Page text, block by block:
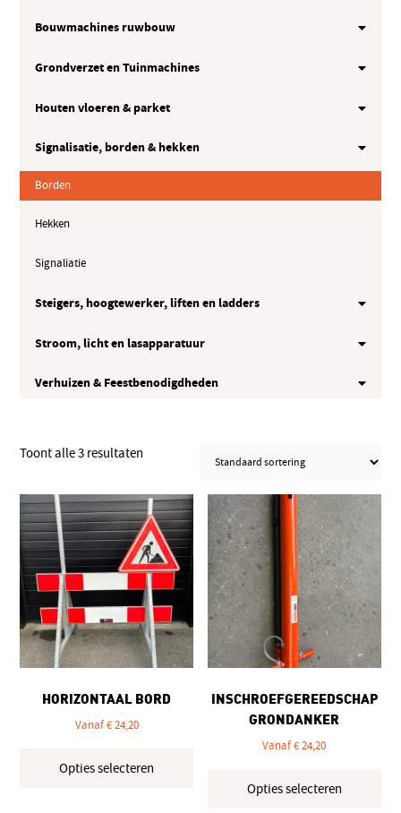
Bouwmachines ruwbouw
Grondverzet en Tuinmachines
Houten vloeren & parket
Signalisatie, borden & hekken
Borden
Hekken
Signaliatie
Steigers, hoogtewerker, liften en ladders
Stroom, licht en lasapparatuur
Verhuizen & Feestbenodigdheden
Toont alle 3 resultaten
HORIZONTAAL BORD
Vanaf€24,20
Opties selecteren
INSCHROEFGEREEDSCHAP
GRONDANKER
Vanaf€24,20
Opties selecteren